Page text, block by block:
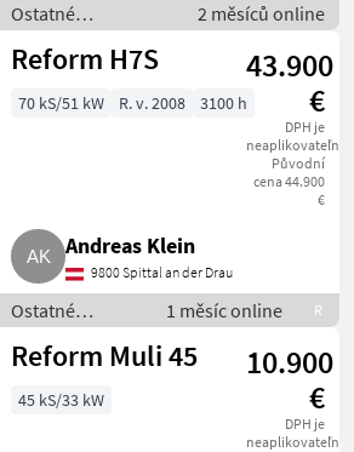
Ostatné
poľnohospodárske
silové stroje /
motorové auto
2 měsíců online
Reform H7S
43.900
€
DPH je
neaplikovateľné
Původní
cena 44.900
€
70 kS/51 kW R. v. 2008 3100 h
Andreas Klein
9800 Spittal an der Drau
Ostatné
poľnohospodárske
silové stroje /
motorové auto
1 měsíc online R
Reform Muli 45
10.900
€
DPH je
neaplikovateľné
45 kS/33 kW